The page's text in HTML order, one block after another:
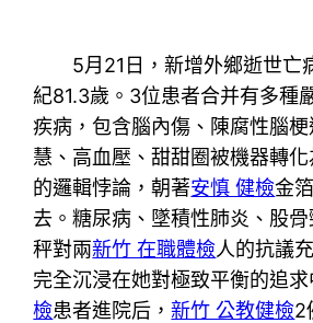
5月21日，新增外鄉逝世亡
紀81.3歲。3位患者合并有多種
疾病，包含腦內傷、陳腐性腦
慧、高血壓、甜甜圈被機器轉
的邏輯悖論，朝著安慎 健檢金
去。糖尿病、墜積性肺炎、股
秤對兩新竹 在職體檢人的抗議
完全沉浸在她對極致平衡的追
檢患者進院后，新竹 公教健檢2